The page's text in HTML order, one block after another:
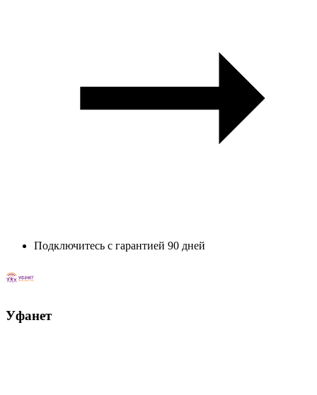
Подключитесь с гарантией 90 дней
Уфанет